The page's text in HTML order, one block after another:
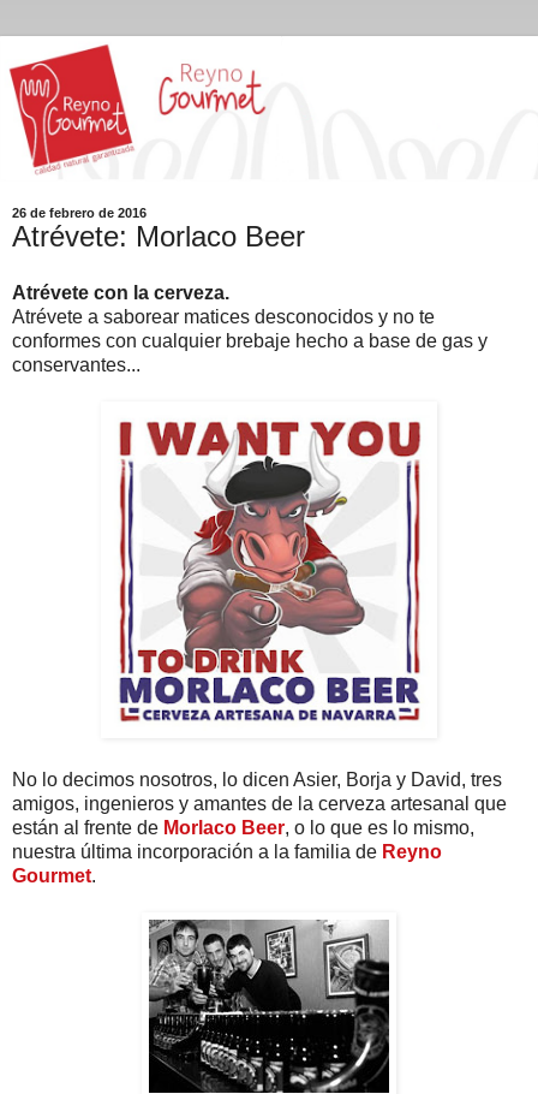
26 de febrero de 2016
Atrévete: Morlaco Beer
Atrévete con la cerveza.
Atrévete a saborear matices desconocidos y no te
conformes con cualquier brebaje hecho a base de gas y
conservantes...
No lo decimos nosotros, lo dicen Asier, Borja y David, tres
amigos, ingenieros y amantes de la cerveza artesanal que
están al frente de Morlaco Beer, o lo que es lo mismo,
nuestra última incorporación a la familia de Reyno
Gourmet.